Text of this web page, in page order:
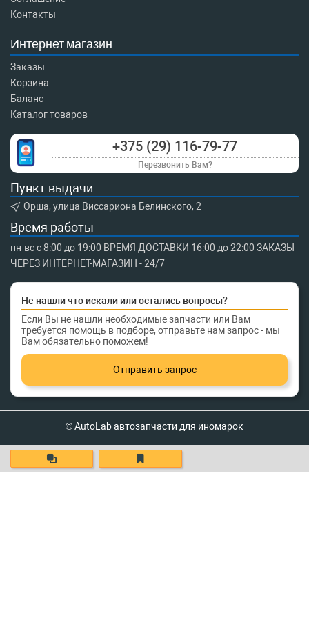
Контакты
Интернет магазин
Заказы
Корзина
Баланс
Каталог товаров
+375 (29) 116-79-77
Перезвонить Вам?
Пункт выдачи
Орша, улица Виссариона Белинского, 2
Время работы
пн-вс с 8:00 до 19:00 ВРЕМЯ ДОСТАВКИ 16:00 до 22:00 ЗАКАЗЫ
ЧЕРЕЗ ИНТЕРНЕТ-МАГАЗИН - 24/7
Не нашли что искали или остались вопросы?
Если Вы не нашли необходимые запчасти или Вам
требуется помощь в подборе, отправьте нам запрос - мы
Вам обязательно поможем!
Отправить запрос
© AutoLab автозапчасти для иномарок